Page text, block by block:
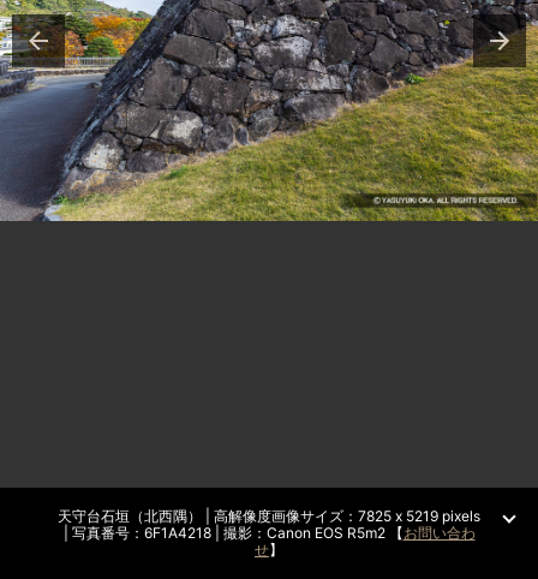
天守台石垣（北西隅） | 高解像度画像サイズ：7825 x 5219 pixels
| 写真番号：6F1A4218 | 撮影：Canon EOS R5m2 【お問い合わ
せ】